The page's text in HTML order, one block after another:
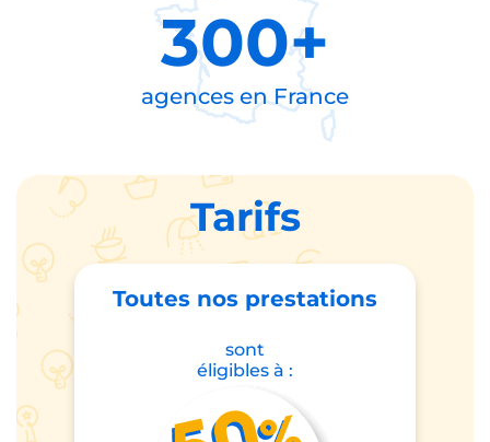
300+
agences enFrance
Tarifs
Toutes nos prestations
sont
éligibles à :